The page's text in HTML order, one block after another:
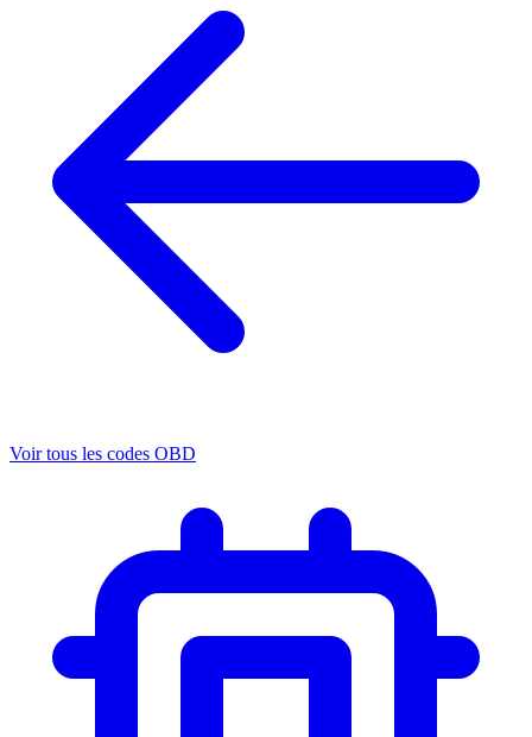
Voir tous les codes OBD